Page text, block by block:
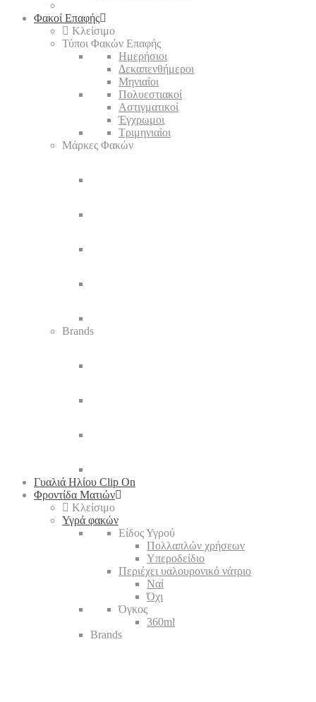
Φακοί Επαφής
Κλείσιμο
Τύποι Φακών Επαφής
Ημερήσιοι
Δεκαπενθήμεροι
Μηνιαίοι
Πολυεστιακοί
Αστιγματικοί
Έγχρωμοι
Τριμηνιαίοι
Μάρκες Φακών
Brands
Γυαλιά Ηλίου Clip On
Φροντίδα Ματιών
Κλείσιμο
Υγρά φακών
Είδος Υγρού
Πολλαπλών χρήσεων
Υπεροδείδιο
Περιέχει υαλουρονικό νάτριο
Ναί
Όχι
Όγκος
360ml
Brands